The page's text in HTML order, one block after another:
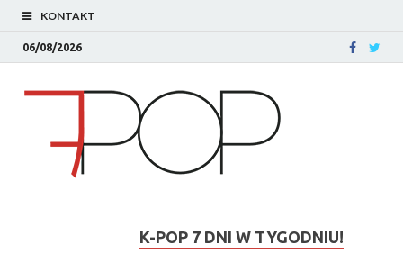
KONTAKT
06/08/2026
K-POP 7 DNI W TYGODNIU!